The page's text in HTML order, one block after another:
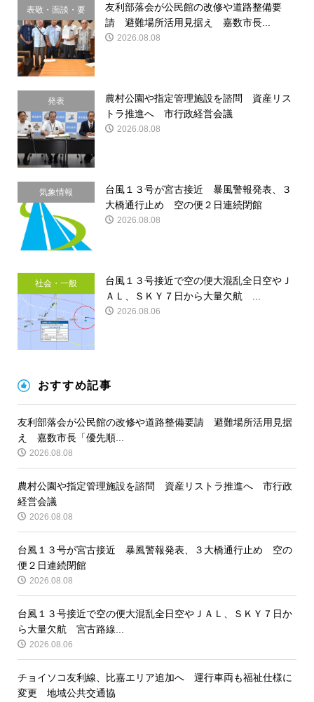
表敬・面談・要
請
友利部落会が公民館の改修や道路整備要
請 避難場所活用見据え 嘉数市長...
2026.08.08
発表
農村公園や指定管理施設を諮問 資産リス
トラ推進へ 市行政経営会議
2026.08.08
気象情報
台風１３号が宮古接近 暴風警報発表、３
大橋通行止め 空の便２日連続閉館
2026.08.08
社会・一般
台風１３号接近で空の便大混乱全日空やＪ
ＡＬ、ＳＫＹ７日から大量欠航 ...
2026.08.06
おすすめ記事
友利部落会が公民館の改修や道路整備要請 避難場所活用見据
え 嘉数市長「優先順...
2026.08.08
農村公園や指定管理施設を諮問 資産リストラ推進へ 市行政
経営会議
2026.08.08
台風１３号が宮古接近 暴風警報発表、３大橋通行止め 空の
便２日連続閉館
2026.08.08
台風１３号接近で空の便大混乱全日空やＪＡＬ、ＳＫＹ７日か
ら大量欠航 宮古路線...
2026.08.06
チョイソコ友利線、比嘉エリア追加へ 運行車両も福祉仕様に
変更 地域公共交通協